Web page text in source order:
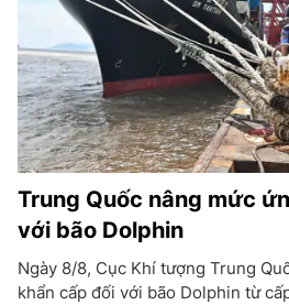
Trung Quốc nâng mức
với bão Dolphin
Ngày 8/8, Cục Khí tượng Trung
khẩn cấp đối với bão Dolphin từ